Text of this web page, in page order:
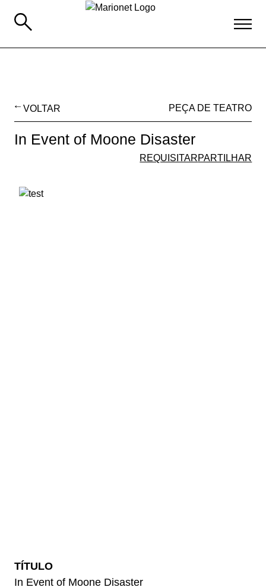
VOLTAR PEÇA DE TEATRO
In Event of Moone Disaster
REQUISITARPARTILHAR
TÍTULO
In Event of Moone Disaster